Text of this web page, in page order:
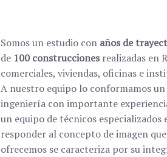
Somos un estudio con años de
de 100 construccionesrealizadas en
comerciales, viviendas, oficinas e
A nuestro equipo lo conformamos
ingeniería con importante
un equipo de técnicos
responder al concepto de imagen
ofrecemos se caracteriza por su